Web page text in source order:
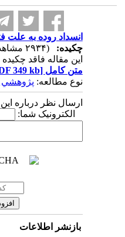
انسداد روده به علت
چکیده:
این مقاله فاقد چکیده
متن کامل[PDF 349 kb]
نوع مطالعه:پژوهشي|
ارسال نظر درباره
الکترونیک شما:
بازنشر اطلاعات